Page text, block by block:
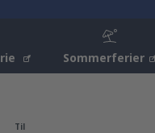
Sommerferier
Til